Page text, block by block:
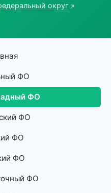
округ »
ФО
ФО
ФО
ФО
ФО
ФО